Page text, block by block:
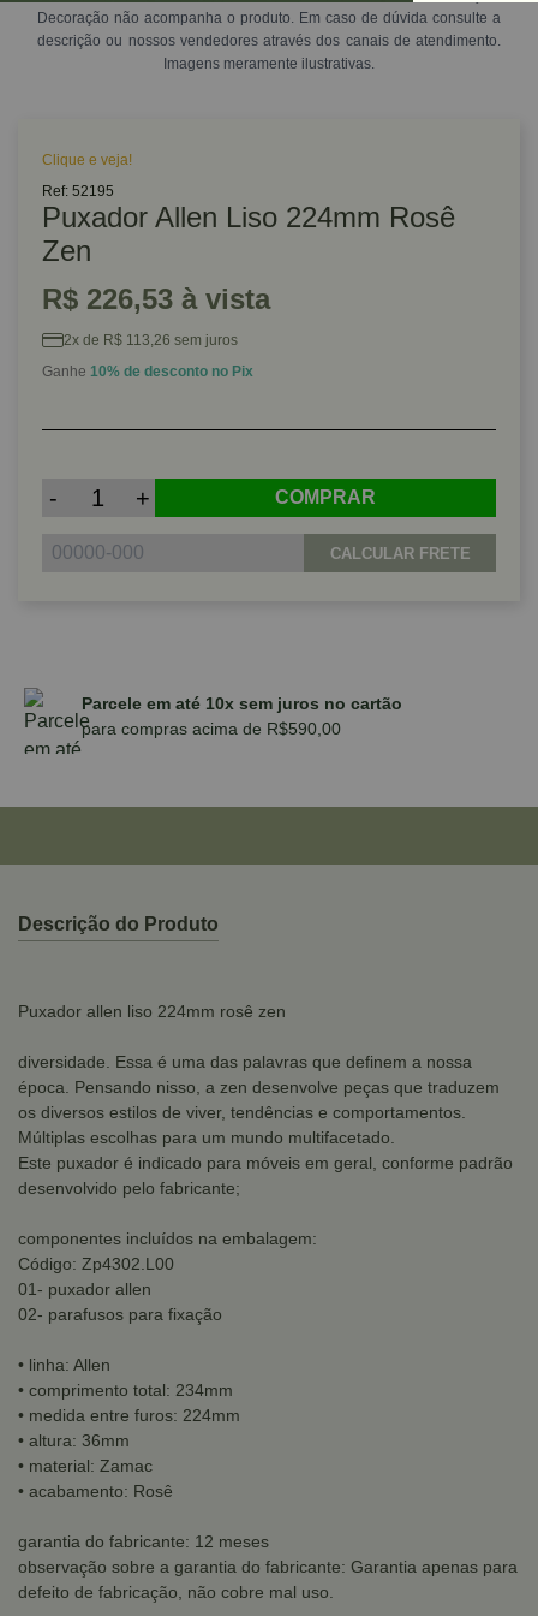
Decoração não acompanha o produto. Em caso de dúvida consulte a
descrição ou nossos vendedores através dos canais de atendimento.
Imagens meramente ilustrativas.
Clique e veja!
Ref: 52195
Puxador Allen Liso 224mm Rosê
Zen
R$ 226,53 à vista
2x de R$ 113,26 sem juros
Ganhe 10% de desconto no Pix
- + COMPRAR
CALCULAR FRETE
Parcele em até 10x sem juros no cartão
para compras acima de R$590,00
Descrição do Produto
Puxador allen liso 224mm rosê zen
diversidade. Essa é uma das palavras que definem a nossa
época. Pensando nisso, a zen desenvolve peças que traduzem
os diversos estilos de viver, tendências e comportamentos.
Múltiplas escolhas para um mundo multifacetado.
Este puxador é indicado para móveis em geral, conforme padrão
desenvolvido pelo fabricante;
componentes incluídos na embalagem:
Código: Zp4302.L00
01- puxador allen
02- parafusos para fixação
• linha: Allen
• comprimento total: 234mm
• medida entre furos: 224mm
• altura: 36mm
• material: Zamac
• acabamento: Rosê
garantia do fabricante: 12 meses
observação sobre a garantia do fabricante: Garantia apenas para
defeito de fabricação, não cobre mal uso.